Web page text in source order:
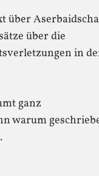
über
über die
in
ganz
warum